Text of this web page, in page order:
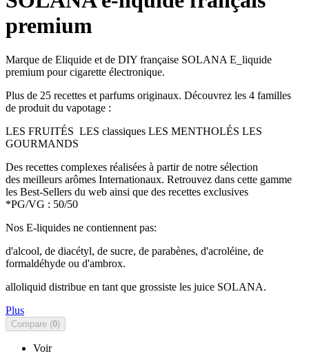
premium
Marque de Eliquide et de DIY française SOLANA E_liquide
premium pour cigarette électronique.
Plus de 25 recettes et parfums originaux. Découvrez les 4 familles
de produit du vapotage :
LES FRUITÉS LES classiques LES MENTHOLÉS LES
GOURMANDS
Des recettes complexes réalisées à partir de notre sélection
des meilleurs arômes Internationaux. Retrouvez dans cette gamme
les Best-Sellers du web ainsi que des recettes exclusives
*PG/VG : 50/50
Nos E-liquides ne contiennent pas:
d'alcool, de diacétyl, de sucre, de parabènes, d'acroléine, de
formaldéhyde ou d'ambrox.
alloliquid distribue en tant que grossiste les juice SOLANA.
Plus
Compare (0)
Voir